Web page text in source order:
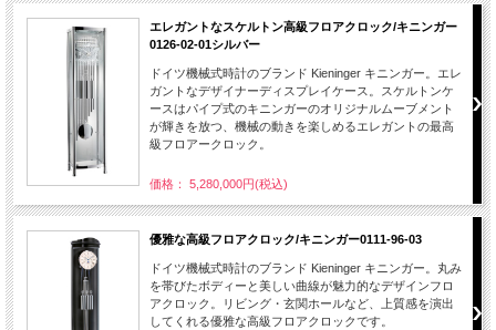
エレガントなスケルトン高級フロアクロック/キニンガー
0126-02-01シルバー
ドイツ機械式時計のブランド Kieninger キニンガー。エレ
ガントなデザイナーディスプレイケース。スケルトンケ
ースはパイプ式のキニンガーのオリジナルムーブメント
が輝きを放つ、機械の動きを楽しめるエレガントの最高
級フロアークロック。
価格： 5,280,000円(税込)
優雅な高級フロアクロック/キニンガー0111-96-03
ドイツ機械式時計のブランド Kieninger キニンガー。丸み
を帯びたボディーと美しい曲線が魅力的なデザインフロ
アクロック。リビング・玄関ホールなど、上質感を演出
してくれる優雅な高級フロアクロックです。